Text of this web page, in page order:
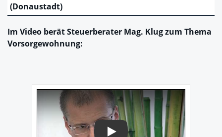
(Donaustadt)
Im Video berät Steuerberater Mag. Klug zum Thema
Vorsorgewohnung:
Play